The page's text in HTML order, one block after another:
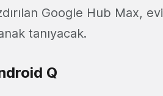
Google Hub Max,
tanıyacak.
Q